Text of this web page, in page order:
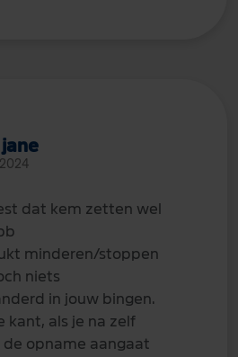
jane
dat kem zetten wel
minderen/stoppen
niets
in jouw bingen.
kant, als je na zelf
opname aangaat